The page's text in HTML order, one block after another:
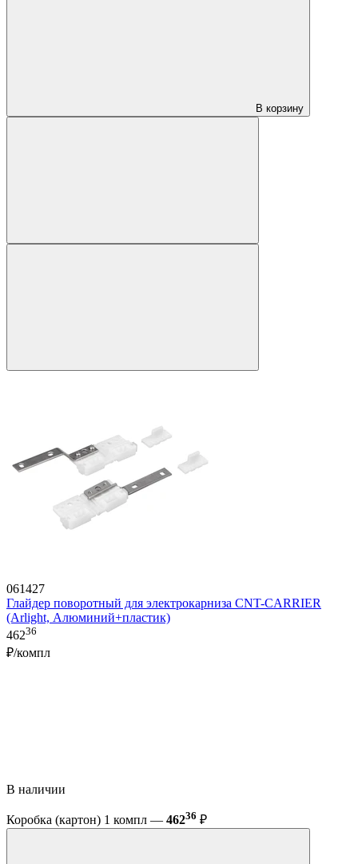
В корзину
061427
Глайдер поворотный для электрокарниза CNT-CARRIER
(Arlight, Алюминий+пластик)
46236
₽/компл
В наличии
Коробка (картон) 1 компл — 46236 ₽